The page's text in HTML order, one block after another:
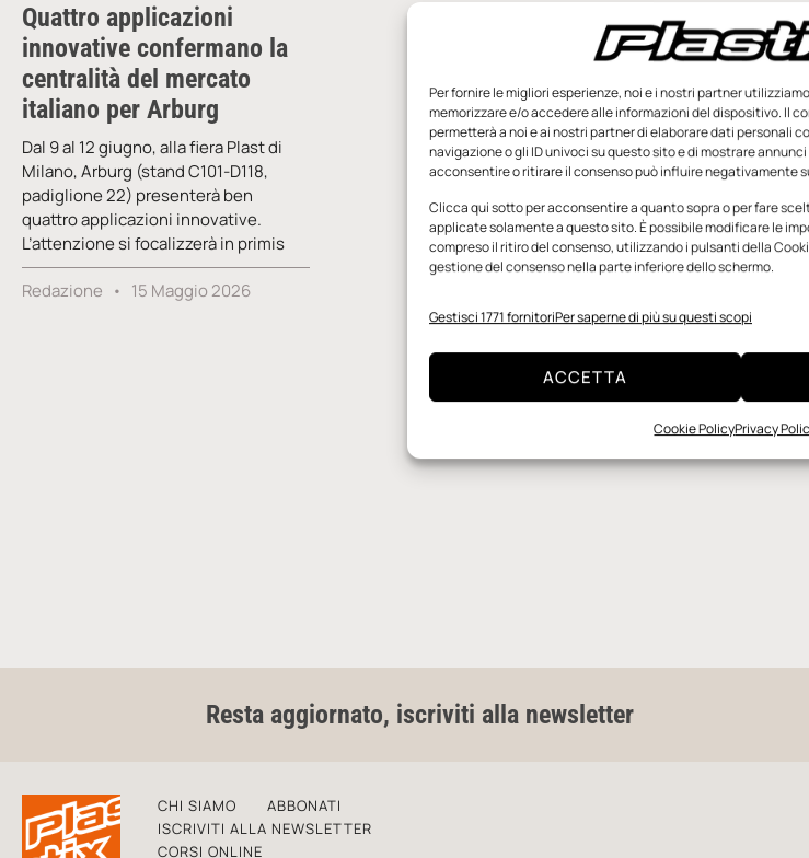
Per fornire le migliori esperienze, noi e i nostri partner
memorizzare e/o accedere alle informazioni del dispositivo. Il
permetterà a noi e ai nostri partner di elaborare dati personali
navigazione o gli ID univoci su questo sito e di mostrare
acconsentire o ritirare il consenso può influire negativamente
Clicca qui sotto per acconsentire a quanto sopra o per fare
applicate solamente a questo sito. È possibile modificare le
compreso il ritiro del consenso, utilizzando i pulsanti della
gestione del consenso nella parte inferiore dello schermo.
Gestisci 1771 fornitoriPer saperne di più su questi scopi
ACCETTA
Cookie PolicyPrivacy
Quattro applicazioni
innovative confermano la
centralità del mercato
italiano per Arburg
Dal 9 al 12 giugno, alla fiera Plast di
Milano, Arburg (stand C101-D118,
padiglione 22) presenterà ben
quattro applicazioni innovative.
L’attenzione si focalizzerà in primis
Redazione 15 Maggio 2026
Resta aggiornato, iscriviti alla newsletter
CHI SIAMO
ABBONATI
ISCRIVITI ALLA NEWSLETTER
CORSI ONLINE